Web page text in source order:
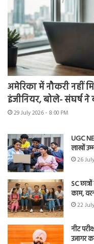
अमेरिका में नौकरी नहीं
इंजीनियर, बोले- संघर्ष
29 July 2026 - 8:00 PM
UGC
लाखों
26
SC
काम,
22
नीट
उजागर